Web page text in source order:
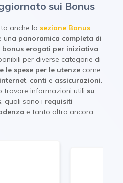
sui Bonus
anche la sezione Bonus
una panoramica completa di
bonus erogati per iniziativa
per diverse categorie di
le spese per le utenze come
internet, conti e assicurazioni.
trovare informazioni utili su
, quali sono i requisiti
e tanto altro ancora.